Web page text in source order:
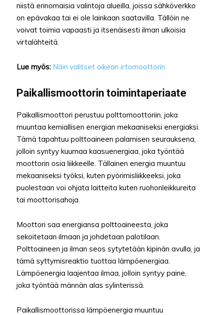
niistä erinomaisia valintoja alueilla, joissa sähköverkko
on epävakaa tai ei ole lainkaan saatavilla. Tällöin ne
voivat toimia vapaasti ja itsenäisesti ilman ulkoisia
virtalähteitä.
Lue myös: Näin valitset oikean irtomoottorin
Paikallismoottorin toimintaperiaate
Paikallismoottori perustuu polttomoottoriin, joka
muuntaa kemiallisen energian mekaaniseksi energiaksi.
Tämä tapahtuu polttoaineen palamisen seurauksena,
jolloin syntyy kuumaa kaasuenergiaa, joka työntää
moottorin osia liikkeelle. Tällainen energia muuntuu
mekaaniseksi työksi, kuten pyörimisliikkeeksi, joka
puolestaan voi ohjata laitteita kuten ruohonleikkureita
tai moottorisahoja.
Moottori saa energiansa polttoaineesta, joka
sekoitetaan ilmaan ja johdetaan palotilaan.
Polttoaineen ja ilman seos sytytetään kipinän avulla, ja
tämä syttymisreaktio tuottaa lämpöenergiaa.
Lämpöenergia laajentaa ilmaa, jolloin syntyy paine,
joka työntää männän alas sylinterissä.
Paikallismoottorissa lämpöenergia muuntuu